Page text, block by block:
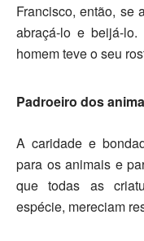
Francisco, então, se
abraçá-lo e beijá-lo.
homem teve o seu
Padroeiro dos
A caridade e
para osanimais e
que todas as
espécie, mereciam